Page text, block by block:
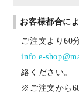
お客様都合に
ご注文より60
info.e-
絡ください。
※ご注文から